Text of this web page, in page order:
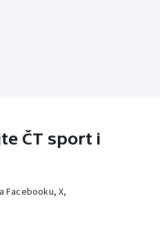
ČT sport i
Facebooku, X,